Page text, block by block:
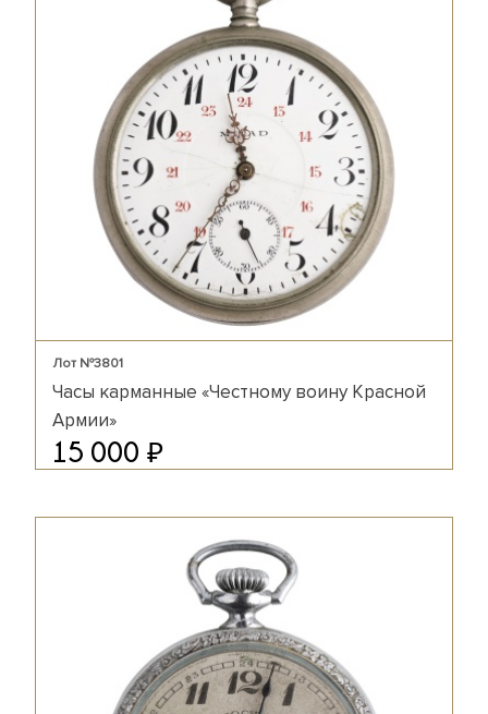
Лот №3801
Часы карманные «Честному воину Красной
Армии»
15 000 ₽